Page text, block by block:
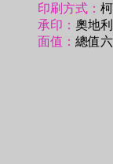
印刷方式：
承印： 奧地利
面值： 總值